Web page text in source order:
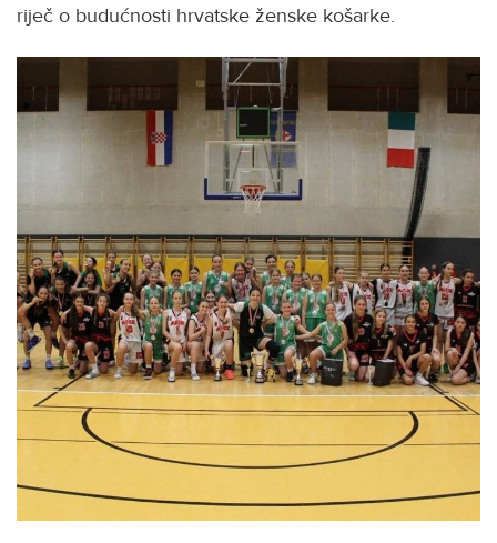
riječ o budućnosti hrvatske ženske košarke.